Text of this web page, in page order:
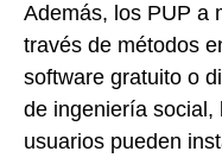
Además, los PUP a
través de métodos
software gratuito o
de ingeniería social,
usuarios pueden